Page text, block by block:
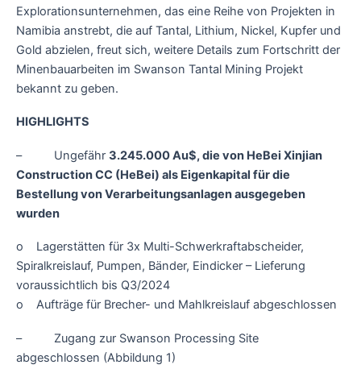
Explorationsunternehmen, das eine Reihe von Projekten in
Namibia anstrebt, die auf Tantal, Lithium, Nickel, Kupfer und
Gold abzielen, freut sich, weitere Details zum Fortschritt der
Minenbauarbeiten im Swanson Tantal Mining Projekt
bekannt zu geben.
HIGHLIGHTS
– Ungefähr 3.245.000 Au$, die von HeBei Xinjian
Construction CC (HeBei) als Eigenkapital für die
Bestellung von Verarbeitungsanlagen ausgegeben
wurden
o Lagerstätten für 3x Multi-Schwerkraftabscheider,
Spiralkreislauf, Pumpen, Bänder, Eindicker – Lieferung
voraussichtlich bis Q3/2024
o Aufträge für Brecher- und Mahlkreislauf abgeschlossen
– Zugang zur Swanson Processing Site
abgeschlossen (Abbildung 1)